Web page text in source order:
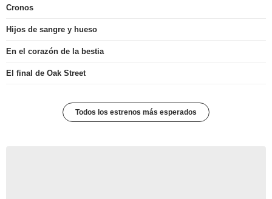
Cronos
Hijos de sangre y hueso
En el corazón de la bestia
El final de Oak Street
Todos los estrenos más esperados